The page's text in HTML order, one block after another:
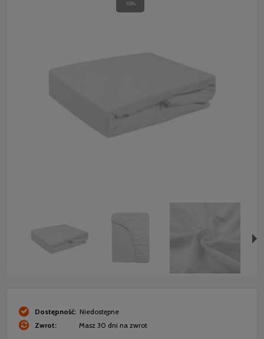
-10%
Dostępność: Niedostępne
Zwrot:
Masz 30 dni na zwrot